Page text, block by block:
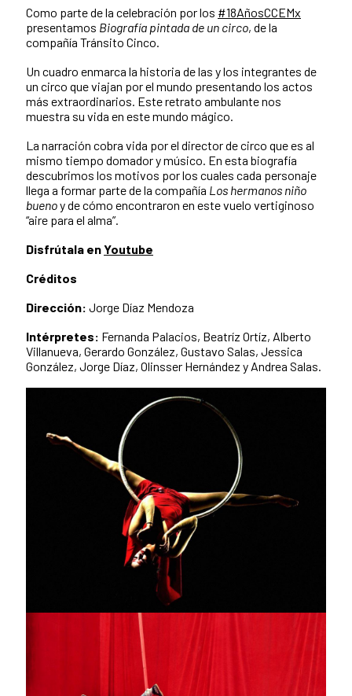
Como parte de la celebración por los #18AñosCCEMx
presentamos Biografía pintada de un circo, de la
compañía Tránsito Cinco.
Un cuadro enmarca la historia de las y los integrantes de
un circo que viajan por el mundo presentando los actos
más extraordinarios. Este retrato ambulante nos
muestra su vida en este mundo mágico.
La narración cobra vida por el director de circo que es al
mismo tiempo domador y músico. En esta biografía
descubrimos los motivos por los cuales cada personaje
llega a formar parte de la compañía Los hermanos niño
buenoy de cómo encontraron en este vuelo vertiginoso
“aire para el alma”.
Disfrútala enYoutube
Créditos
Dirección: Jorge Díaz Mendoza
Intérpretes: Fernanda Palacios, Beatríz Ortíz, Alberto
Villanueva, Gerardo González, Gustavo Salas, Jessica
González, Jorge Díaz, Olinsser Hernández y Andrea Salas.